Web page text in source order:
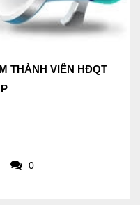
THÀNH VIÊN HĐQT
0